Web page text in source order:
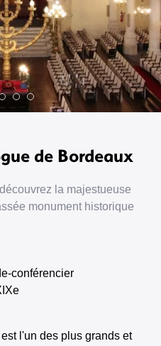
de Bordeaux
la majestueuse
monument historique
conférencier
l'un des plus grands et